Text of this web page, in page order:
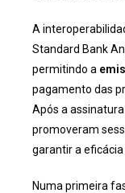
A
Standard Bank
permitindo a
pagamento das
Após a
promoveram
garantir a
Numa primeira